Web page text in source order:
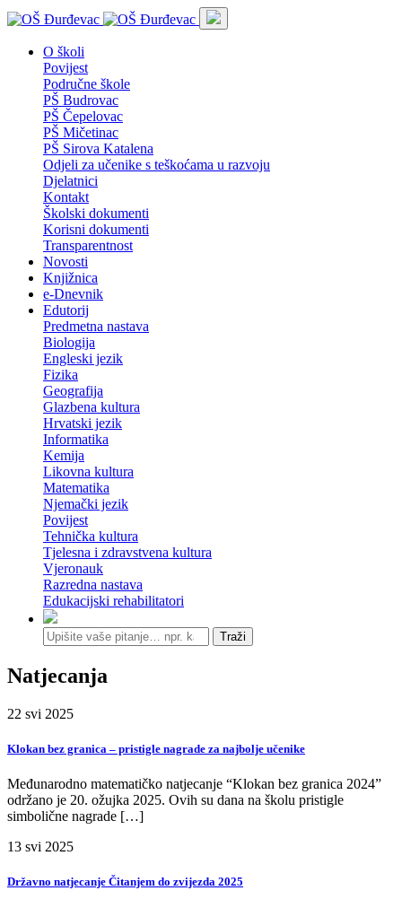
O školi
Povijest
Područne škole
PŠ Budrovac
PŠ Čepelovac
PŠ Mičetinac
PŠ Sirova Katalena
Odjeli za učenike s teškoćama u razvoju
Djelatnici
Kontakt
Školski dokumenti
Korisni dokumenti
Transparentnost
Novosti
Knjižnica
e-Dnevnik
Edutorij
Predmetna nastava
Biologija
Engleski jezik
Fizika
Geografija
Glazbena kultura
Hrvatski jezik
Informatika
Kemija
Likovna kultura
Matematika
Njemački jezik
Povijest
Tehnička kultura
Tjelesna i zdravstvena kultura
Vjeronauk
Razredna nastava
Edukacijski rehabilitatori
Traži
Natjecanja
22 svi 2025
Klokan bez granica – pristigle nagrade za najbolje učenike
Međunarodno matematičko natjecanje “Klokan bez granica 2024”
održano je 20. ožujka 2025. Ovih su dana na školu pristigle
simbolične nagrade […]
13 svi 2025
Državno natjecanje Čitanjem do zvijezda 2025